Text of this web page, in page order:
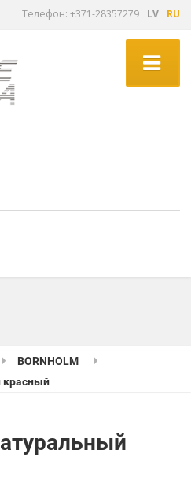
Tелефон: +371-28357279 LV RU
BORNHOLM
красный